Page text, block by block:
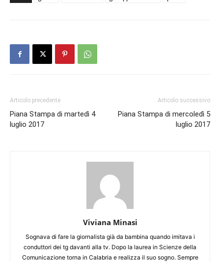
Articolo precedente
Piana Stampa di martedì 4
luglio 2017
Articolo successivo
Piana Stampa di mercoledì 5
luglio 2017
Viviana Minasi
Sognava di fare la giornalista già da bambina quando imitava i
conduttori dei tg davanti alla tv. Dopo la laurea in Scienze della
Comunicazione torna in Calabria e realizza il suo sogno. Sempre